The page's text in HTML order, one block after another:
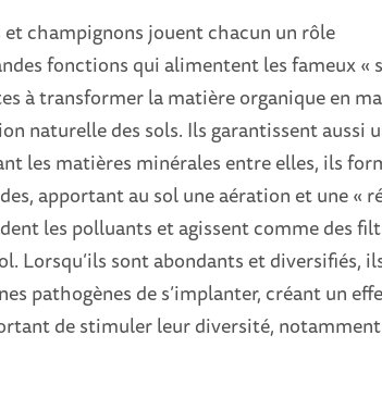
champignons jouent chacun un rôle
fonctions qui alimentent les fameux «
à transformer la matière organique en
naturelle des sols. Ils garantissent aussi
les matières minérales entre elles, ils
apportant au sol une aération et une «
les polluants et agissent comme des
Lorsqu’ils sont abondants et diversifiés,
pathogènes de s’implanter, créant un
de stimuler leur diversité,